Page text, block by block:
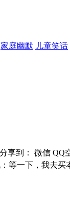
家庭幽默 儿童笑话
分享到： 微信 QQ
等一下，我去